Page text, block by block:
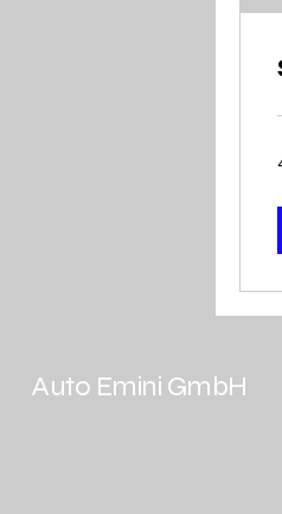
Auto Emini GmbH